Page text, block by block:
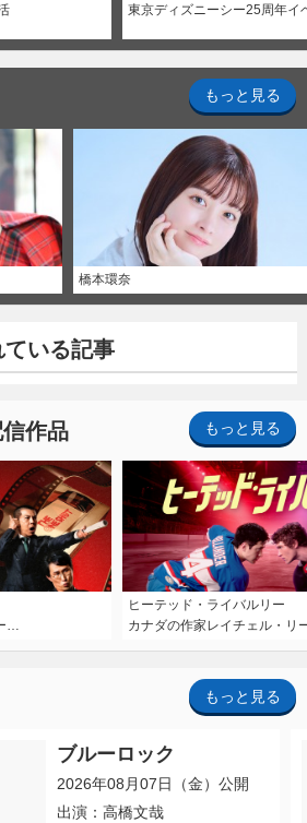
東京ディズニーシー25周年イ
もっと見る
橋本環奈
ている記事
作品 もっと見る
…
ヒーテッド・ライバルリー
カナダの作家レイチェル・リ
もっと見る
ブルーロック
2026年08月07日（金）公開
出演：高橋文哉